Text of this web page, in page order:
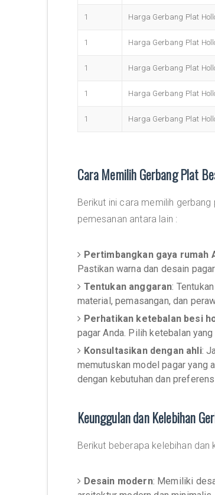
1 Harga Gerbang Plat
1 Harga Gerbang Plat
1 Harga Gerbang Plat
1 Harga Gerbang Plat
1 Harga Gerbang Plat
Cara Memilih Gerbang Plat
Berikut ini cara memilih
pemesanan antara lain :
Pertimbangkan gaya rumah
Pastikan warna dan desain
Tentukan anggaran:
material, pemasangan, dan
Perhatikan ketebalan besi
pagar Anda. Pilih ketebalan
Konsultasikan dengan ahli:
memutuskan model pagar yang
dengan kebutuhan dan
Keunggulan dan Kelebihan
Berikut beberapa kelebihan
Desain modern: Memiliki